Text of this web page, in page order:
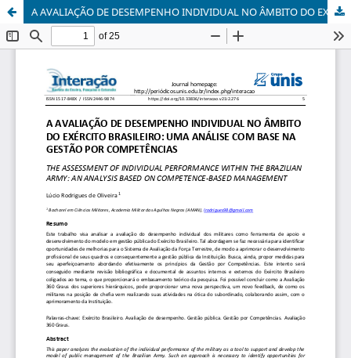
A AVALIAÇÃO DE DESEMPENHO INDIVIDUAL NO ÂMBITO DO EXÉRCITO BRASILEIRO